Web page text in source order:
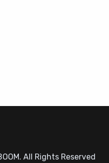
All Rights Reserved